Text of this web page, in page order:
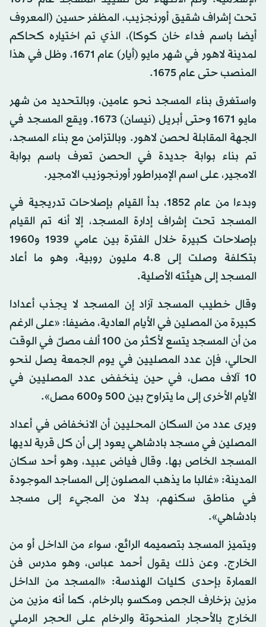
تحت إشراف شقيق أورنجزيب، المظفر حسين (المعروف
أيضا باسم فداء خان كوكا)، الذي تم اختياره كحاكم
لمدينة لاهور في شهر مايو (أيار) عام 1671، وظل في هذا
المنصب حتى عام 1675.
واستغرق بناء المسجد نحو عامين، وبالتحديد من شهر
مايو 1671 وحتى أبريل (نيسان) 1673. ويقع المسجد في
الجهة المقابلة لحصن لاهور. وبالتزامن مع بناء المسجد،
تم بناء بوابة جديدة في الحصن تعرف باسم بوابة
الامجير، على اسم الإمبراطور أورنجوزيب الامجير.
وبدءا من عام 1852، بدأ القيام بإصلاحات تدريجية في
المسجد تحت إشراف إدارة المسجد، إلا أنه تم القيام
بإصلاحات كبيرة خلال الفترة بين عامي 1939 و1960
بتكلفة وصلت إلى 4.8 مليون روبية، وهو ما أعاد
المسجد إلى هيئته الأصلية.
وقال خطيب المسجد آزاد إن المسجد لا يجذب أعدادا
كبيرة من المصلين في الأيام العادية، مضيفا: «على الرغم
من أن المسجد يتسع لأكثر من 100 ألف مصلّ في الوقت
الحالي، فإن عدد المصليين في يوم الجمعة يصل لنحو
10 آلاف مصل، في حين ينخفض عدد المصليين في
الأيام الأخرى إلى ما يتراوح بين 500 و600 مصل».
ويرى عدد من السكان المحليين أن الانخفاض في أعداد
المصلين في مسجد بادشاهي يعود إلى أن كل قرية لديها
المسجد الخاص بها. وقال فياض عبيد، وهو أحد سكان
المدينة: «غالبا ما يذهب المصلون إلى المساجد الموجودة
في مناطق سكنهم، بدلا من المجيء إلى مسجد
بادشاهي».
ويتميز المسجد بتصميمه الرائع، سواء من الداخل أو من
الخارج. وعن ذلك يقول أحمد عباس، وهو مدرس فن
العمارة بإحدى كليات الهندسة: «المسجد من الداخل
مزين بزخارف الجص ومكسو بالرخام، كما أنه مزين من
الخارج بالأحجار المنحوتة والرخام على الحجر الرملي